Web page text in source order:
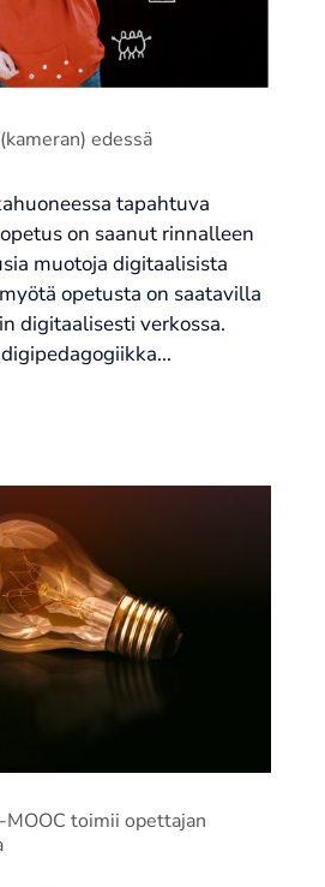
edessä
tapahtuva
on saanut rinnalleen
muotoja digitaalisista
opetusta on saatavilla
digitaalisesti verkossa.
toimii opettajan